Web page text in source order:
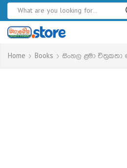
Home Books සිංහල ළමා